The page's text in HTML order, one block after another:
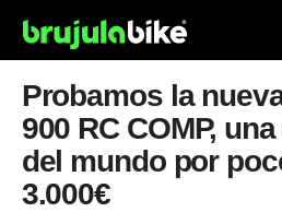
Probamos la
900 RC COMP,
del mundo por
3.000€